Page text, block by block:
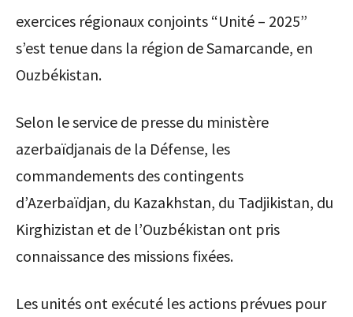
exercices régionaux conjoints “Unité – 2025”
s’est tenue dans la région de Samarcande, en
Ouzbékistan.
Selon le service de presse du ministère
azerbaïdjanais de la Défense, les
commandements des contingents
d’Azerbaïdjan, du Kazakhstan, du Tadjikistan, du
Kirghizistan et de l’Ouzbékistan ont pris
connaissance des missions fixées.
Les unités ont exécuté les actions prévues pour